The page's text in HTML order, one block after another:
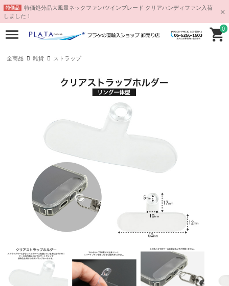
特価品
特価処分品大風量ネックファン/ツインブレード クリアハンディファン入荷
しました！
0
全商品 雑貨 ストラップ